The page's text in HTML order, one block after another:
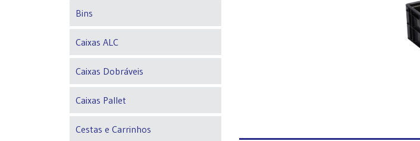
Bins
Caixas ALC
Caixas Dobráveis
Caixas Pallet
Cestas e Carrinhos